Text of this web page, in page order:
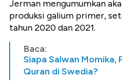
Jerman mengumumkan
produksi galium primer,
tahun 2020 dan 2021.
Baca:
Siapa Salwan Momika,
Quran di Swedia?